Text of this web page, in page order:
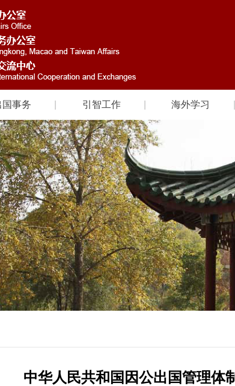
国事务 引智工作 海外学习
中华人民共和国因公出国管理体